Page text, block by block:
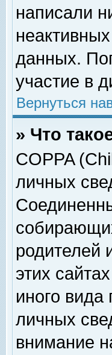
написали
данных.
участие в
Вернуться
» Что
COPPA
личных
родителей
этих
иного
личных
внимание